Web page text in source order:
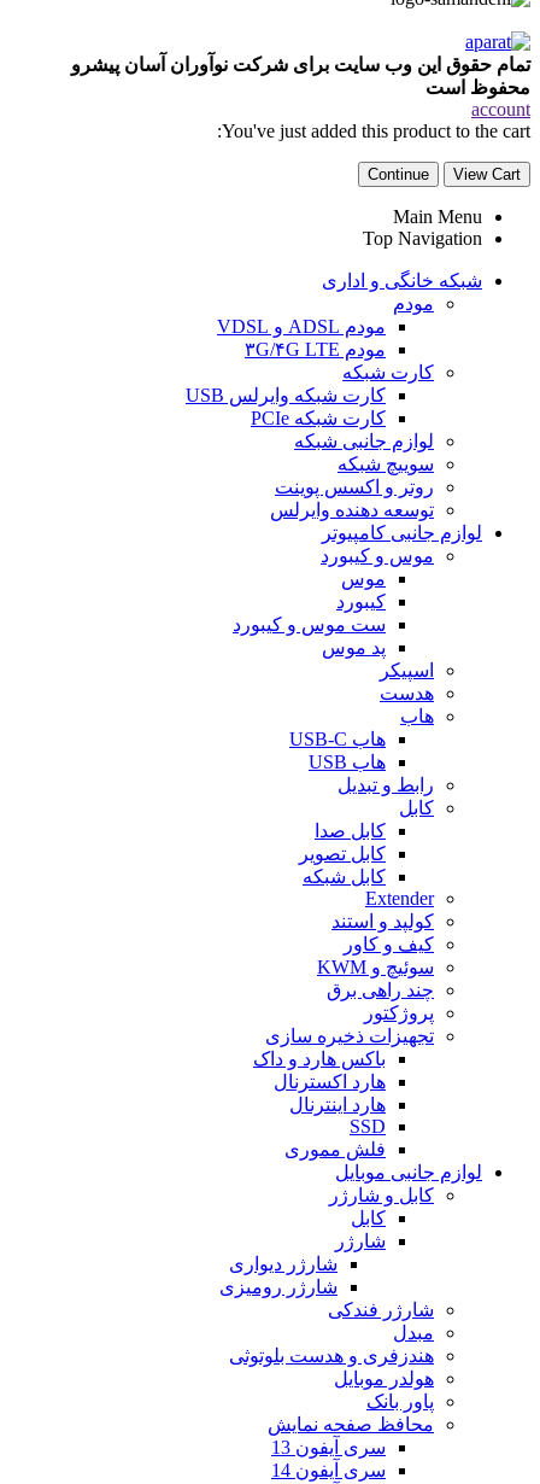
تمام حقوق این وب سایت برای شرکت نوآوران آسان پیشرو
محفوظ است
account
You've just added this product to the cart:
View Cart
Continue
Main Menu
Top Navigation
شبکه خانگی و اداری
مودم
مودم ADSL و VDSL
مودم ۳G/۴G LTE
کارت شبکه
کارت شبکه وایرلس USB
کارت شبکه PCIe
لوازم جانبی شبکه
سوییچ شبکه
روتر و اکسس پوینت
توسعه دهنده وایرلس
لوازم جانبی کامپیوتر
موس و کیبورد
موس
کیبورد
ست موس و کیبورد
پد موس
اسپیکر
هدست
هاب
هاب USB-C
هاب USB
رابط و تبدیل
کابل
کابل صدا
کابل تصویر
کابل شبکه
Extender
کولپد و استند
کیف و کاور
سوئیچ و KWM
چند راهی برق
پروژکتور
تجهیزات ذخیره سازی
باکس هارد و داک
هارد اکسترنال
هارد اینترنال
SSD
فلش مموری
لوازم جانبی موبایل
کابل و شارژر
کابل
شارژر
شارژر دیواری
شارژر رومیزی
شارژر فندکی
مبدل
هندزفری و هدست بلوتوثی
هولدر موبایل
پاور بانک
محافظ صفحه نمایش
سری آیفون 13
سری آیفون 14